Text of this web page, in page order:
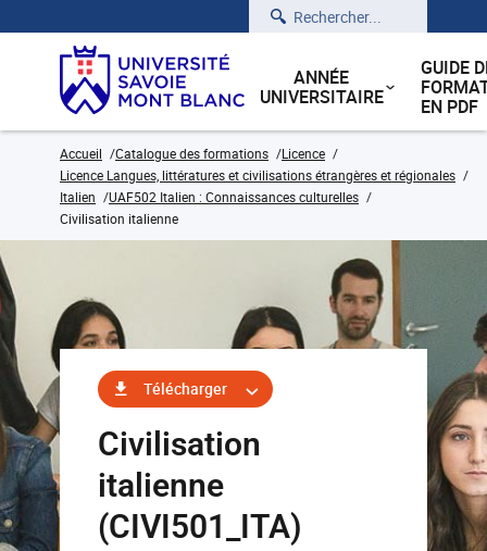
Rechercher
ANNÉE
UNIVERSITAIRE
GUIDE
EN PDF
Accueil Catalogue des formations
Licence
Licence Langues, littératures et civilisations étrangères et régionales
Italien
UAF502 Italien : Connaissances culturelles
Civilisation italienne
Télécharger
Civilisation
italienne
(CIVI501_ITA)